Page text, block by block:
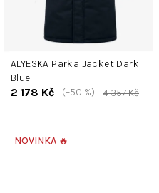
ALYESKA Parka Jacket Dark
Blue
2 178 Kč 4 357 Kč
(–50 %)
NOVINKA 🔥